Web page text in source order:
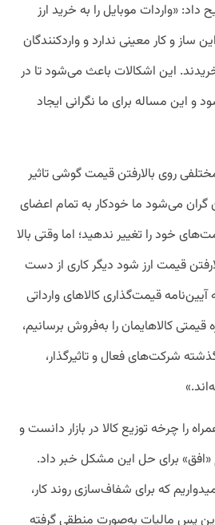
داد: «واردات موبایل را به خرید ارز
ساز و کار معینی ندارد و واردکنندگان
این اشکالات باعث می‌شود تا در
و این مساله برای ما نگرانی ایجاد
روی بالارفتن قیمت گوشی تاثیر
گران می‌شود ما خودکار به تمام اعضای
خود را تغییر ندهید؛ اما وقتی بالا
قیمت ارز شود دیگر کاری از دست
قیمت‌گذاری کالاهای وارداتی
کالاهایمان را به‌فروش برسانیم،
شرکت‌های فعال و تاثیرگذار،
را چرخه توزیع کالا در بازار دانست و
«افق» برای حل این مشکل خبر داد.
که برای شفاف‌سازی روند کار،
پس مالیات به‌صورت منطقی گرفته